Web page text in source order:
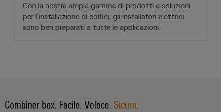
Con la nostra ampia gamma di prodotti e soluzioni
per l’installazione di edifici, gli installatori elettrici
sono ben preparati a tutte le applicazioni.
Combiner box. Facile. Veloce. Sicuro.